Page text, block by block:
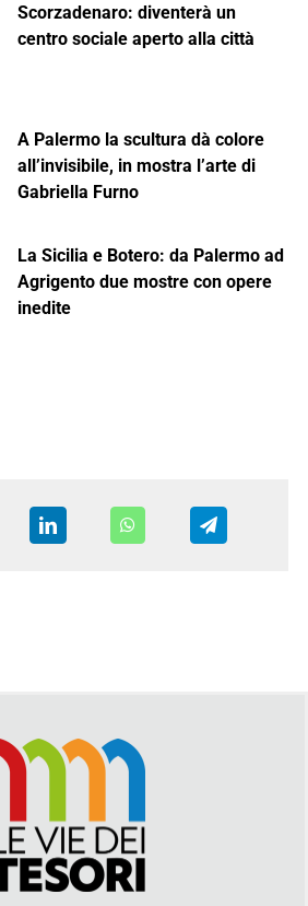
Scorzadenaro: diventerà un
centro sociale aperto alla città
A Palermo la scultura dà colore
all’invisibile, in mostra l’arte di
Gabriella Furno
La Sicilia e Botero: da Palermo ad
Agrigento due mostre con opere
inedite